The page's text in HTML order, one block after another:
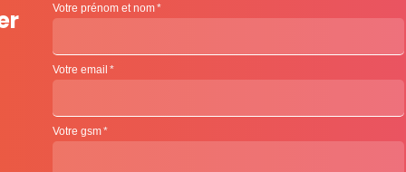
Votre prénom et nom
Votre email
Votre gsm